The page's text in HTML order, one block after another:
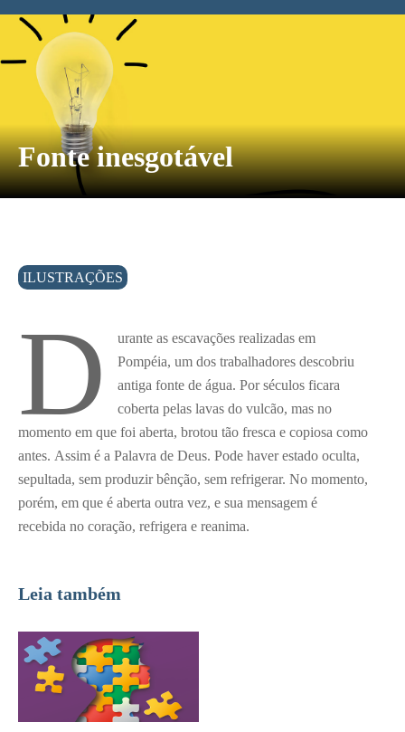
Fonte inesgotável
ILUSTRAÇÕES
D
urante as escavações realizadas em
Pompéia, um dos trabalhadores descobriu
antiga fonte de água. Por séculos ficara
coberta pelas lavas do vulcão, mas no
momento em que foi aberta, brotou tão fresca e copiosa como
antes. Assim é a Palavra de Deus. Pode haver estado oculta,
sepultada, sem produzir bênção, sem refrigerar. No momento,
porém, em que é aberta outra vez, e sua mensagem é
recebida no coração, refrigera e reanima.
Leia também